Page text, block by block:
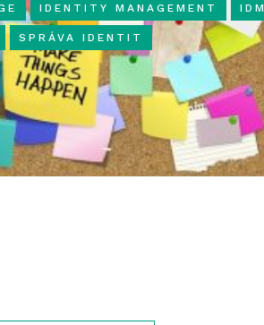
IDENTITY MANAGEMENT IDM
SPRÁVA IDENTIT